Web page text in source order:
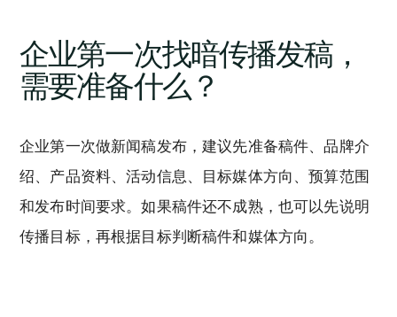
企业第一次找暗传播发稿，
需要准备什么？
企业第一次做新闻稿发布，建议先准备稿件、品牌介
绍、产品资料、活动信息、目标媒体方向、预算范围
和发布时间要求。如果稿件还不成熟，也可以先说明
传播目标，再根据目标判断稿件和媒体方向。